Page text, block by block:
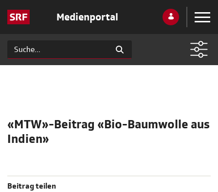
Medienportal
«MTW»-Beitrag «Bio-Baumwolle aus
Indien»
Beitrag teilen